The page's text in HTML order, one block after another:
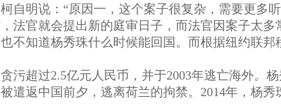
明说：“原因一，这个案子很复杂，需要更多
法官就会提出新的庭审日子，而法官因案子太多
知道杨秀珠什么时候能回国。而根据纽约联邦
超过2.5亿元人民币，并于2003年逃亡海外。
遣返中国前夕，逃离荷兰的拘禁。2014年，杨